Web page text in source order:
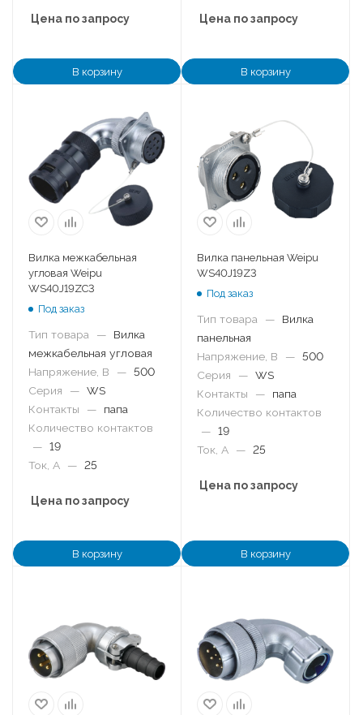
Цена по запросу
В корзину
Цена по запросу
В корзину
Вилка межкабельная
угловая Weipu
WS40J19ZC3
Под заказ
Тип товара —
Вилка
межкабельная угловая
Напряжение, В
— 500
Серия
— WS
Контакты
—
папа
Количество контактов
— 19
Ток, А
— 25
Цена по запросу
В корзину
Вилка панельная Weipu
WS40J19Z3
Под заказ
Тип товара —
Вилка
панельная
Напряжение, В
— 500
Серия
— WS
Контакты
—
папа
Количество контактов
— 19
Ток, А
— 25
Цена по запросу
В корзину